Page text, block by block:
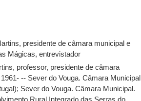
presidente de câmara municipal e
Mágicas, entrevistador
professor, presidente de câmara
-- Sever do Vouga. Câmara Municipal
; Sever do Vouga. Câmara Municipal.